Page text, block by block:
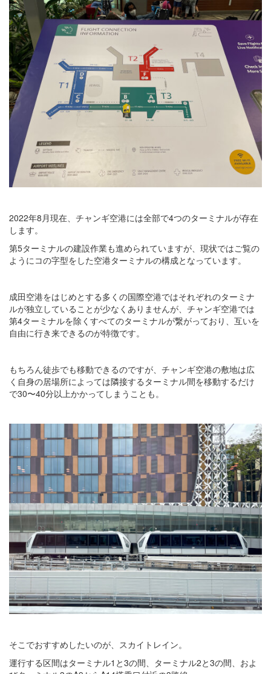
2022年8月現在、チャンギ空港には全部で4つのターミナルが存在
します。
第5ターミナルの建設作業も進められていますが、現状ではご覧の
ようにコの字型をした空港ターミナルの構成となっています。
成田空港をはじめとする多くの国際空港ではそれぞれのターミナ
ルが独立していることが少なくありませんが、チャンギ空港では
第4ターミナルを除くすべてのターミナルが繋がっており、互いを
自由に行き来できるのが特徴です。
もちろん徒歩でも移動できるのですが、チャンギ空港の敷地は広
く自身の居場所によっては隣接するターミナル間を移動するだけ
で30〜40分以上かかってしまうことも。
そこでおすすめしたいのが、スカイトレイン。
運行する区間はターミナル1と3の間、ターミナル2と3の間、およ